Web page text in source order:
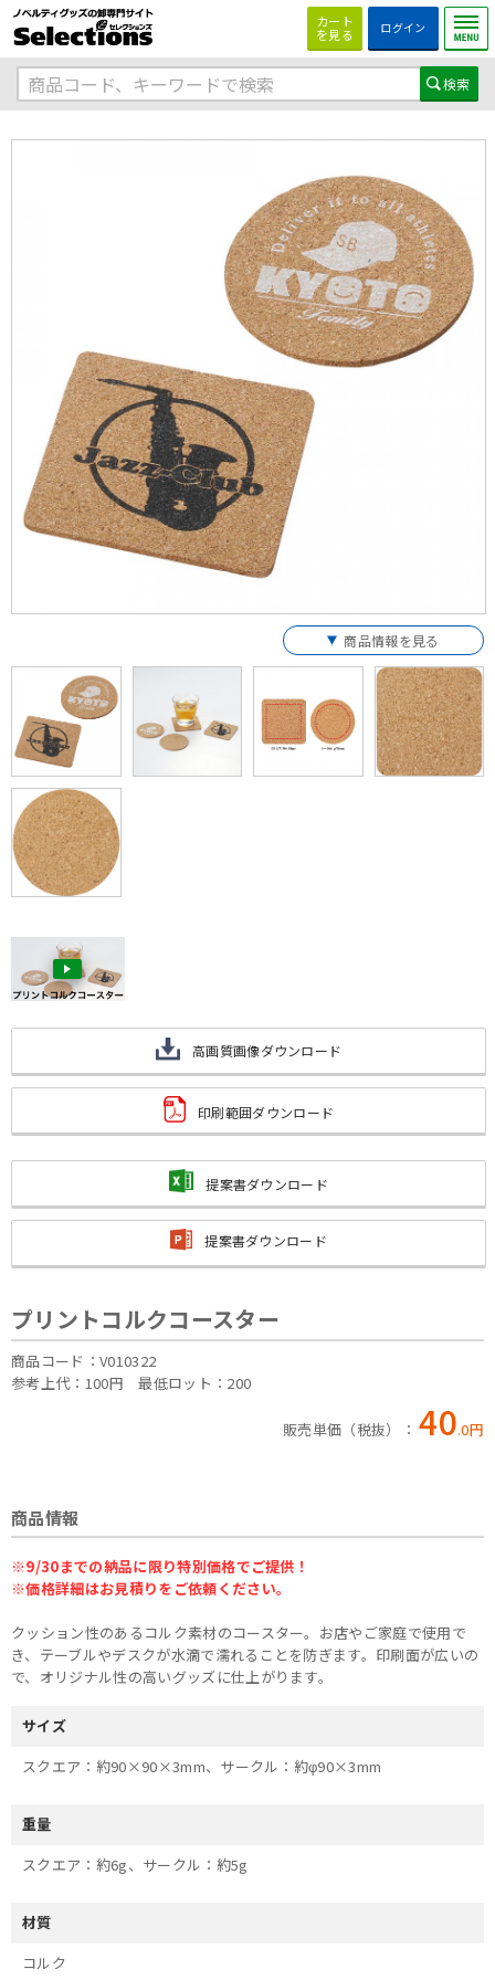
カート
を見る ログイン
商品情報を見る
高画質画像ダウンロード
印刷範囲ダウンロード
提案書ダウンロード
提案書ダウンロード
プリントコルクコースター
商品コード：V010322
参考上代：100円最低ロット：200
販売単価（税抜）： 40.0円
商品情報
※9/30までの納品に限り特別価格でご提供！
※価格詳細はお見積りをご依頼ください。
クッション性のあるコルク素材のコースター。お店やご家庭で使用で
き、テーブルやデスクが水滴で濡れることを防ぎます。印刷面が広いの
で、オリジナル性の高いグッズに仕上がります。
サイズ
スクエア：約90×90×3mm、サークル：約φ90×3mm
重量
スクエア：約6g、サークル：約5g
材質
コルク